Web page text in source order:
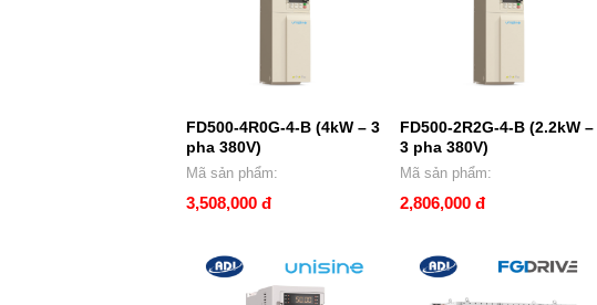
FD500-4R0G-4-B (4kW – 3
pha 380V)
Mã sản phẩm:
3,508,000 đ
FD500-2R2G-4-B (2.2kW –
3 pha 380V)
Mã sản phẩm:
2,806,000 đ